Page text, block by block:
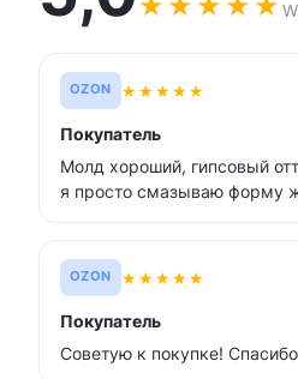
OZON ★★★★★
Покупатель
Молд хороший, гипсовый
я просто смазываю форму
OZON ★★★★★
Покупатель
Советую к покупке!